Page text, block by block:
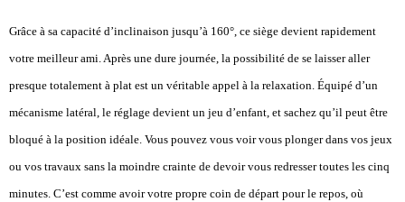
Grâce à sa capacité d’inclinaison jusqu’à 160°, ce siège devient rapidement
votre meilleur ami. Après une dure journée, la possibilité de se laisser aller
presque totalement à plat est un véritable appel à la relaxation. Équipé d’un
mécanisme latéral, le réglage devient un jeu d’enfant, et sachez qu’il peut être
bloqué à la position idéale. Vous pouvez vous voir vous plonger dans vos jeux
ou vos travaux sans la moindre crainte de devoir vous redresser toutes les cinq
minutes. C’est comme avoir votre propre coin de départ pour le repos, où